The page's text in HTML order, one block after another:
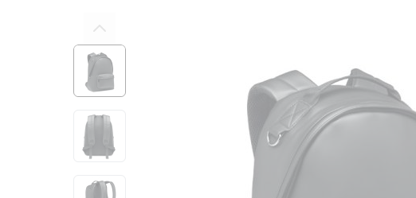
View larger image
View larger image
View larger image